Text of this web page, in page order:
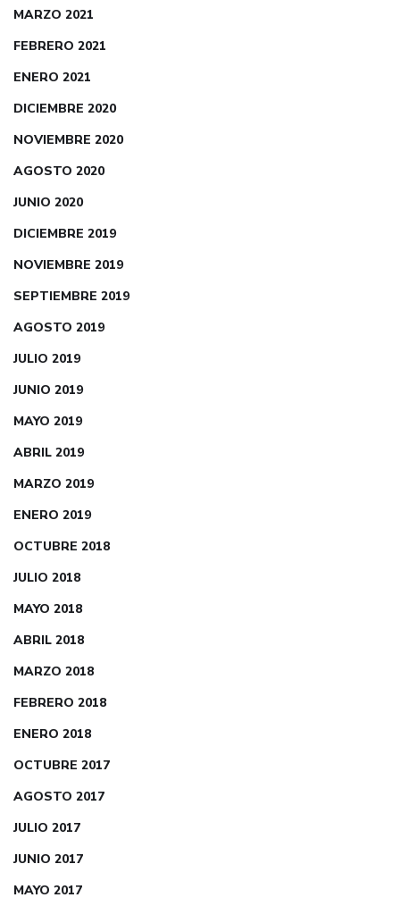
MARZO 2021
FEBRERO 2021
ENERO 2021
DICIEMBRE 2020
NOVIEMBRE 2020
AGOSTO 2020
JUNIO 2020
DICIEMBRE 2019
NOVIEMBRE 2019
SEPTIEMBRE 2019
AGOSTO 2019
JULIO 2019
JUNIO 2019
MAYO 2019
ABRIL 2019
MARZO 2019
ENERO 2019
OCTUBRE 2018
JULIO 2018
MAYO 2018
ABRIL 2018
MARZO 2018
FEBRERO 2018
ENERO 2018
OCTUBRE 2017
AGOSTO 2017
JULIO 2017
JUNIO 2017
MAYO 2017